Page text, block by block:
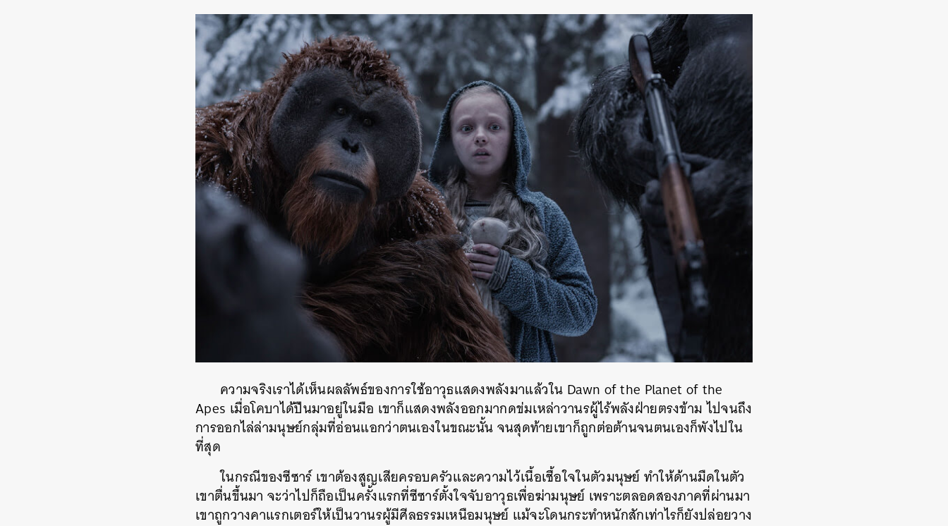
ความจริงเราได้เห็นผลลัพธ์ของการใช้อาวุธแสดงพลังมาแล้วใน Dawn of the Planet of the
Apes เมื่อโคบาได้ปืนมาอยู่ในมือ เขาก็แสดงพลังออกมากดข่มเหล่าวานรผู้ไร้พลังฝ่ายตรงข้าม ไปจนถึง
การออกไล่ล่ามนุษย์กลุ่มที่อ่อนแอกว่าตนเองในขณะนั้น จนสุดท้ายเขาก็ถูกต่อต้านจนตนเองก็พังไปใน
ที่สุด
ในกรณีของซีซาร์ เขาต้องสูญเสียครอบครัวและความไว้เนื้อเชื้อใจในตัวมนุษย์ ทำให้ด้านมืดในตัว
เขาตื่นขึ้นมา จะว่าไปก็ถือเป็นครั้งแรกที่ซีซาร์ตั้งใจจับอาวุธเพื่อฆ่ามนุษย์ เพราะตลอดสองภาคที่ผ่านมา
เขาถูกวางคาแรกเตอร์ให้เป็นวานรผู้มีศีลธรรมเหนือมนุษย์ แม้จะโดนกระทำหนักสักเท่าไรก็ยังปล่อยวาง